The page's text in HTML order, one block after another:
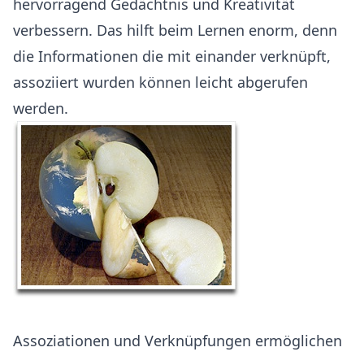
hervorragend Gedächtnis und Kreativität
verbessern. Das hilft beim Lernen enorm, denn
die Informationen die mit einander verknüpft,
assoziiert wurden können leicht abgerufen
werden.
Assoziationen und Verknüpfungen ermöglichen